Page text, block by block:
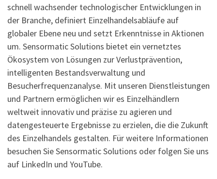
schnell wachsender technologischer Entwicklungen in
der Branche, definiert Einzelhandelsabläufe auf
globaler Ebene neu und setzt Erkenntnisse in Aktionen
um. Sensormatic Solutions bietet ein vernetztes
Ökosystem von Lösungen zur Verlustprävention,
intelligenten Bestandsverwaltung und
Besucherfrequenzanalyse. Mit unseren Dienstleistungen
und Partnern ermöglichen wir es Einzelhändlern
weltweit innovativ und präzise zu agieren und
datengesteuerte Ergebnisse zu erzielen, die die Zukunft
des Einzelhandels gestalten. Für weitere Informationen
besuchen Sie Sensormatic Solutions oder folgen Sie uns
auf LinkedIn und YouTube.